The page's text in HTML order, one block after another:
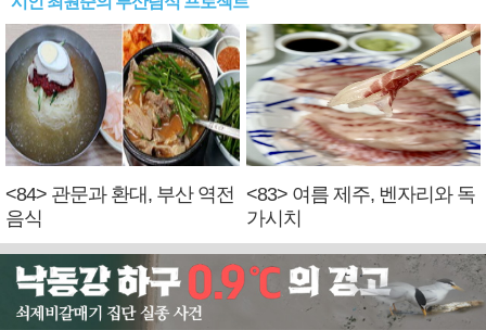
<84> 관문과 환대, 부산 역전
음식
<83> 여름 제주, 벤자리와 독
가시치